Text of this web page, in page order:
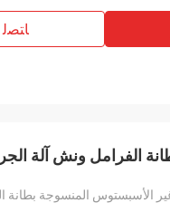
ﺎﺘﺼﻟ
الفرامل ونش آلة الجر
الأسبستوس المنسوجة بطانة